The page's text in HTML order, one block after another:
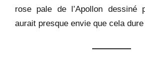
rose pale de l’Apollon dessiné
aurait presque envie que cela dure